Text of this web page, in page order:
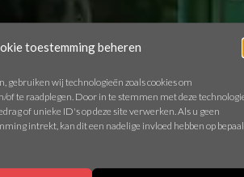
toestemming beheren
gebruiken wij technologieën zoals cookies om
of te raadplegen. Door in te stemmen met deze
of unieke ID's op deze site verwerken. Als u geen
intrekt, kan dit een nadelige invloed hebben op